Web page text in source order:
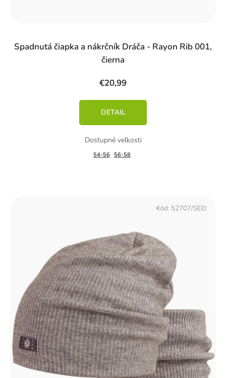
Spadnutá čiapka a nákrčník Dráča - Rayon Rib 001,
čierna
€20,99
DETAIL
54-56 56-58
Kód: 52707/SED